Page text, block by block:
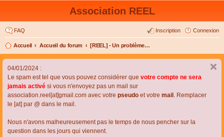
Association REEL
FAQ Connexion
Inscription
Accueil Accueil du forum [REEL] - Un problème de connexion ou d'inscription ?
04/01/2024 :
Le spam est tel que vous pouvez considérer que votre compte ne sera
jamais activé si vous n'envoyez pas un mail sur
association.reel[at]gmail.com avec votre pseudo et votre mail . Remplacer
le [at] par @ dans le mail.
Nous n'avons malheureusement pas le temps de nous pencher sur la
question dans les jours qui viennent.